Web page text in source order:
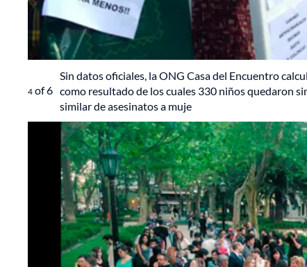
4 of6
Sin datos oficiales, la ONG Casa del Encuentro
como resultado de los cuales 330 niños quedaron
similar de asesinatos a muje